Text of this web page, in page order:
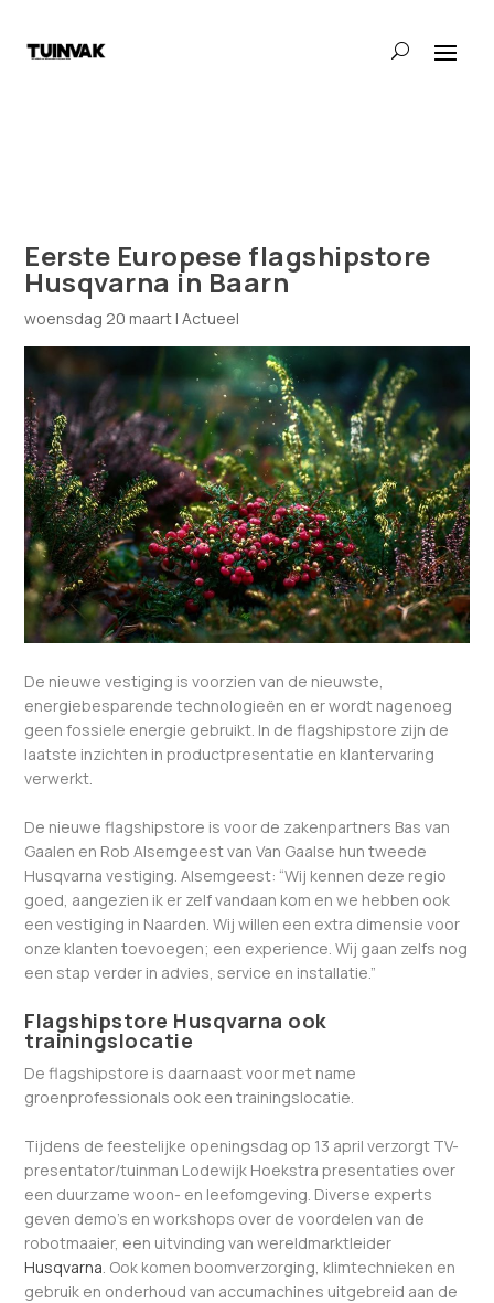
Eerste Europese flagshipstore
Husqvarna in Baarn
woensdag 20 maart |Actueel
De nieuwe vestiging is voorzien van de nieuwste,
energiebesparende technologieën en er wordt nagenoeg
geen fossiele energie gebruikt. In de flagshipstore zijn de
laatste inzichten in productpresentatie en klantervaring
verwerkt.
De nieuwe flagshipstore is voor de zakenpartners Bas van
Gaalen en Rob Alsemgeest van Van Gaalse hun tweede
Husqvarna vestiging. Alsemgeest: “Wij kennen deze regio
goed, aangezien ik er zelf vandaan kom en we hebben ook
een vestiging in Naarden. Wij willen een extra dimensie voor
onze klanten toevoegen; een experience. Wij gaan zelfs nog
een stap verder in advies, service en installatie.”
Flagshipstore Husqvarna ook
trainingslocatie
De flagshipstore is daarnaast voor met name
groenprofessionals ook een trainingslocatie.
Tijdens de feestelijke openingsdag op 13 april verzorgt TV-
presentator/tuinman Lodewijk Hoekstra presentaties over
een duurzame woon- en leefomgeving. Diverse experts
geven demo’s en workshops over de voordelen van de
robotmaaier, een uitvinding van wereldmarktleider
Husqvarna. Ook komen boomverzorging, klimtechnieken en
gebruik en onderhoud van accumachines uitgebreid aan de